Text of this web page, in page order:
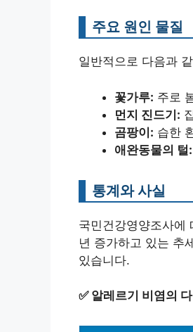
주요 원인 물질
일반적으로 다음과
꽃가루: 주로
먼지 진드기:
곰팡이: 습한
애완동물의 털:
통계와 사실
국민건강영양조사에
년 증가하고 있는 추
있습니다.
✅ 알레르기 비염의